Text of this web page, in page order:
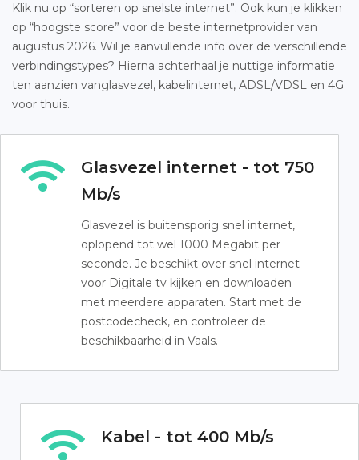
Klik nu op “sorteren op snelste internet”. Ook kun je klikken
op “hoogste score” voor de beste internetprovider van
augustus 2026. Wil je aanvullende info over de verschillende
verbindingstypes? Hierna achterhaal je nuttige informatie
ten aanzien vanglasvezel, kabelinternet, ADSL/VDSL en 4G
voor thuis.
Glasvezel internet - tot 750
Mb/s
Glasvezel is buitensporig snel internet,
oplopend tot wel 1000 Megabit per
seconde. Je beschikt over snel internet
voor Digitale tv kijken en downloaden
met meerdere apparaten. Start met de
postcodecheck, en controleer de
beschikbaarheid in Vaals.
Kabel - tot 400 Mb/s